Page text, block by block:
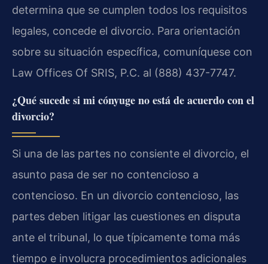
determina que se cumplen todos los requisitos
legales, concede el divorcio. Para orientación
sobre su situación específica, comuníquese con
Law Offices Of SRIS, P.C. al (888) 437-7747.
¿Qué sucede si mi cónyuge no está de acuerdo con el
divorcio?
Si una de las partes no consiente el divorcio, el
asunto pasa de ser no contencioso a
contencioso. En un divorcio contencioso, las
partes deben litigar las cuestiones en disputa
ante el tribunal, lo que típicamente toma más
tiempo e involucra procedimientos adicionales